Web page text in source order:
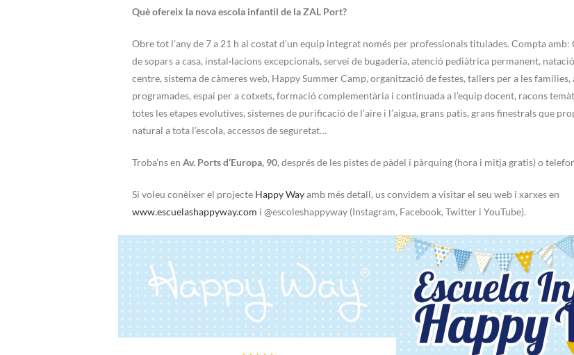
Què ofereix la nova escola infantil de la ZAL Port?
Obre tot l’any de 7 a 21 h al costat d’un equip integrat només per professionals titulades. Compta
de sopars a casa, instal·lacions excepcionals, servei de bugaderia, atenció pediàtrica permanent,
centre, sistema de càmeres web, Happy Summer Camp, organització de festes, tallers per a les famílies,
programades, espai per a cotxets, formació complementària i continuada a l’equip docent, racons
totes les etapes evolutives, sistemes de purificació de l’aire i l’aigua, grans patis, grans finestrals que
natural a tota l’escola, accessos de seguretat…
Troba’ns en Av. Ports d’Europa, 90, després de les pistes de pàdel i pàrquing (hora i mitja gratis) o
Si voleu conèixer el projecte Happy Wayamb més detall, us convidem a visitar el seu web i xarxes en
www.escuelashappyway.com i @escoleshappyway (Instagram, Facebook, Twitter i YouTube).